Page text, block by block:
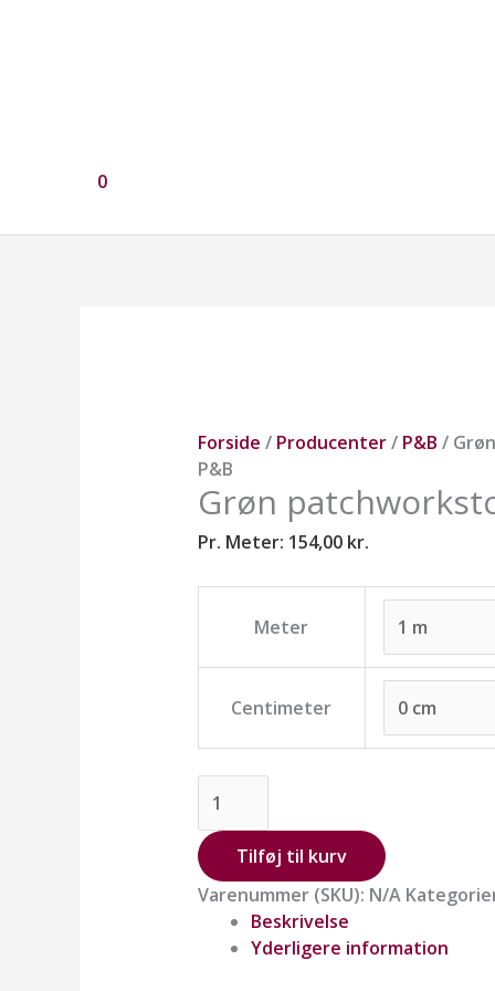
0
Forside / Producenter/ P&B /
P&B
Grøn
Pr. Meter: 154,00 kr.
Meter
Centimeter
Tilføj til kurv
Varenummer (SKU): N/A
Beskrivelse
Yderligere information